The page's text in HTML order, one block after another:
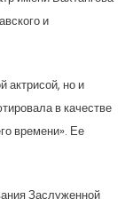
и
актрисой, но и
в качестве
времени». Ее
Заслуженной